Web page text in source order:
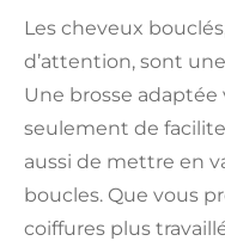
Les cheveux
d’attention, sont
Une brosse
seulement de
aussi de mettre en
boucles. Que vous
coiffures plus